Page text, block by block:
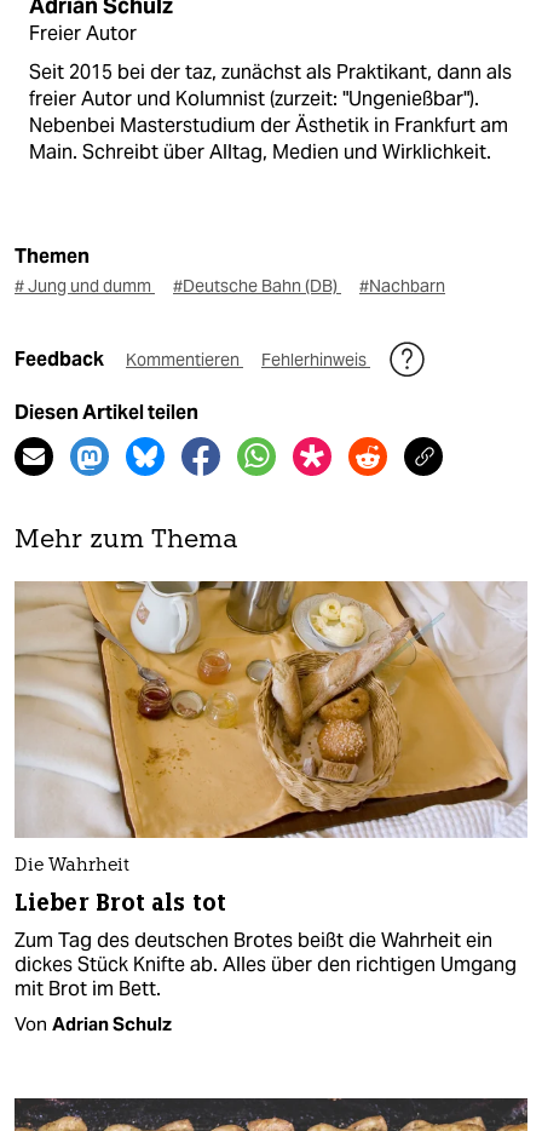
Adrian Schulz
Freier Autor
Seit 2015 bei der taz, zunächst als Praktikant, dann als
freier Autor und Kolumnist (zurzeit: "Ungenießbar").
Nebenbei Masterstudium der Ästhetik in Frankfurt am
Main. Schreibt über Alltag, Medien und Wirklichkeit.
Themen
# Jung und dumm #Deutsche Bahn (DB) #Nachbarn
Feedback Kommentieren Fehlerhinweis
Diesen Artikel teilen
Mehr zum Thema
Die Wahrheit
Lieber Brot als tot
Zum Tag des deutschen Brotes beißt die Wahrheit ein
dickes Stück Knifte ab. Alles über den richtigen Umgang
mit Brot im Bett.
Von Adrian Schulz